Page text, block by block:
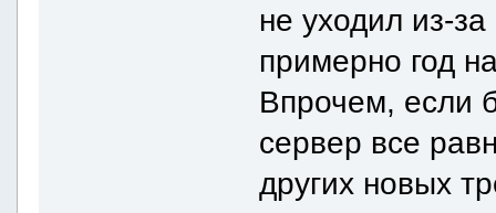
не уходил из-
примерно год
Впрочем, если
сервер все
других новых